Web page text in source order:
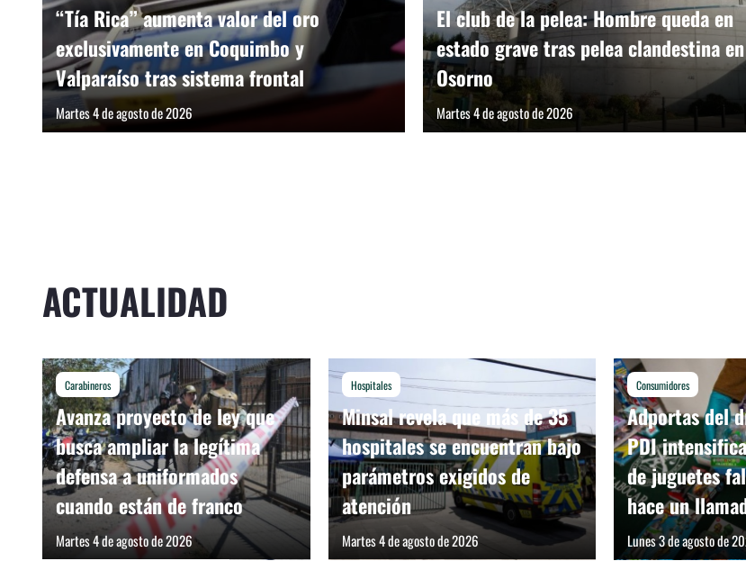
“Tía Rica” aumenta valor del oro
exclusivamente en Coquimbo y
Valparaíso tras sistema frontal
Martes 4 de agosto de 2026
El club de la pelea: Hombre queda en
estado grave tras pelea clandestina en
Osorno
Martes 4 de agosto de 2026
ACTUALIDAD
Carabineros
Avanza proyecto de ley que
busca ampliar la legítima
defensa a uniformados
cuando están de franco
Martes 4 de agosto de 2026
Hospitales
Minsal revela que más de 35
hospitales se encuentran bajo
parámetros exigidos de
atención
Martes 4 de agosto de 2026
Consumidores
Adportas del
PDI
de juguetes
hace un
Lunes 3 de agosto de